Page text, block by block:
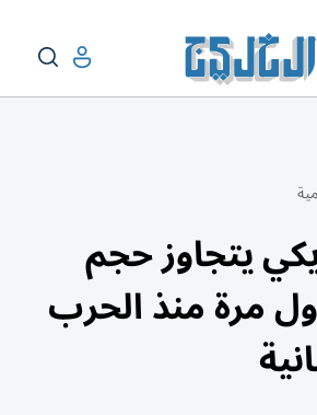
يتجاوز حجم
مرة منذ الحرب